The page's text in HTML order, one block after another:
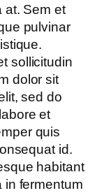
at. Sem et
pulvinar
sollicitudin
dolor sit
sed do
et
quis
id.
habitant
in fermentum